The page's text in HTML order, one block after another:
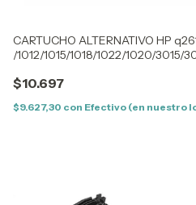
CARTUCHO ALTERNATIVO HP
/1012/1015/1018/1022/1020/3015/
$10.697
$9.627,30 con Efectivo (en nuestro